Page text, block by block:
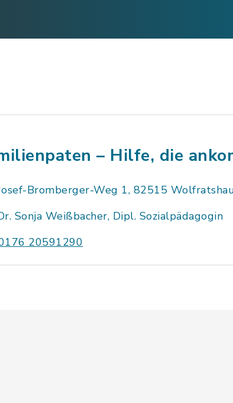
– Hilfe, die
Bromberger-Weg 1, 82515
Sonja Weißbacher, Dipl. Sozialpädagogin
20591290